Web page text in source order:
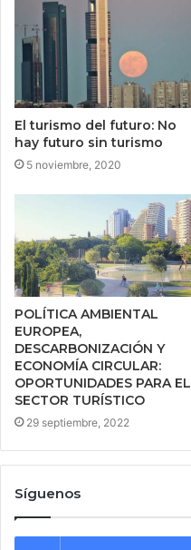
El turismo del futuro: No
hay futuro sin turismo
5 noviembre, 2020
POLÍTICA AMBIENTAL
EUROPEA,
DESCARBONIZACIÓN Y
ECONOMÍA CIRCULAR:
OPORTUNIDADES PARA EL
SECTOR TURÍSTICO
29 septiembre, 2022
Síguenos